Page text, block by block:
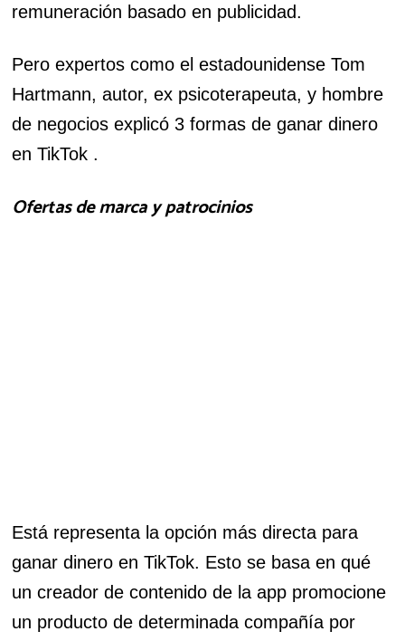
remuneración basado en publicidad.
Pero expertos como el estadounidense Tom
Hartmann, autor, ex psicoterapeuta, y hombre
de negocios explicó 3 formas de ganar dinero
en TikTok .
Ofertas de marca y patrocinios
Está representa la opción más directa para
ganar dinero en TikTok. Esto se basa en qué
un creador de contenido de la app promocione
un producto de determinada compañía por